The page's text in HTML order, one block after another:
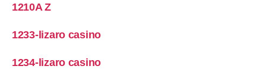
1210A Z
1233-lizaro casino
1234-lizaro casino